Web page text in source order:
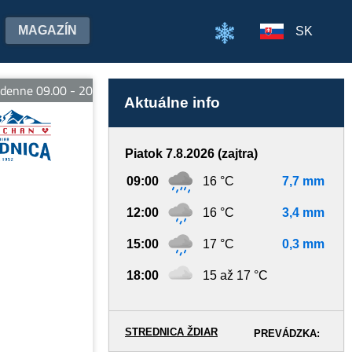
MAGAZÍN SK
09.00 - 20.00 hod. E-bike Strachan - otvorené denne od
Aktuálne info
Piatok 7.8.2026 (zajtra)
09:00 16 °C 7,7 mm
12:00 16 °C 3,4 mm
15:00 17 °C 0,3 mm
18:00 15 až 17 °C
PREVÁDZKA:
STREDNICA ŽDIAR